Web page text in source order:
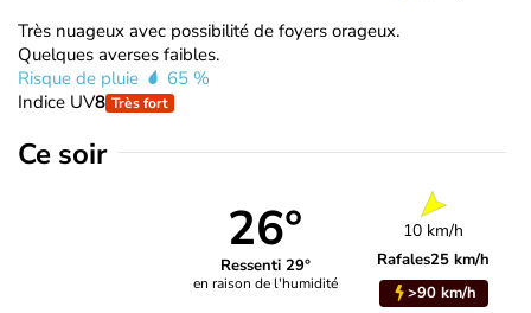
Très nuageux avec possibilité de foyers orageux.
Quelques averses faibles.
Risque de pluie
65 %
Indice UV8 Très fort
Ce soir
26°
Ressenti 29°
en raison de l'humidité
10 km/h
Rafales25 km/h
>90 km/h